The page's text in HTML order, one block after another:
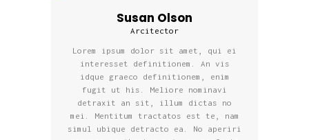
Susan Olson
Arcitector
Lorem ipsum dolor sit amet, qui ei
interesset definitionem. An vis
idque graeco definitionem, enim
fugit ut his. Meliore nominavi
detraxit an sit, illum dictas no
mei. Mentitum tractatos est te, nam
simul ubique detracto ea. No aperiri